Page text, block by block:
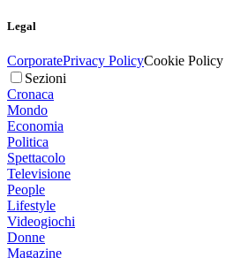
Legal
CorporatePrivacy PolicyCookie Policy
Sezioni
Cronaca
Mondo
Economia
Politica
Spettacolo
Televisione
People
Lifestyle
Videogiochi
Donne
Magazine